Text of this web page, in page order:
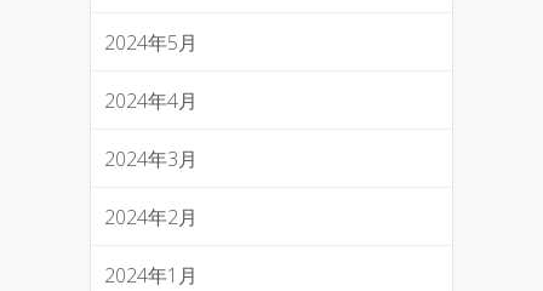
2024年5月
2024年4月
2024年3月
2024年2月
2024年1月